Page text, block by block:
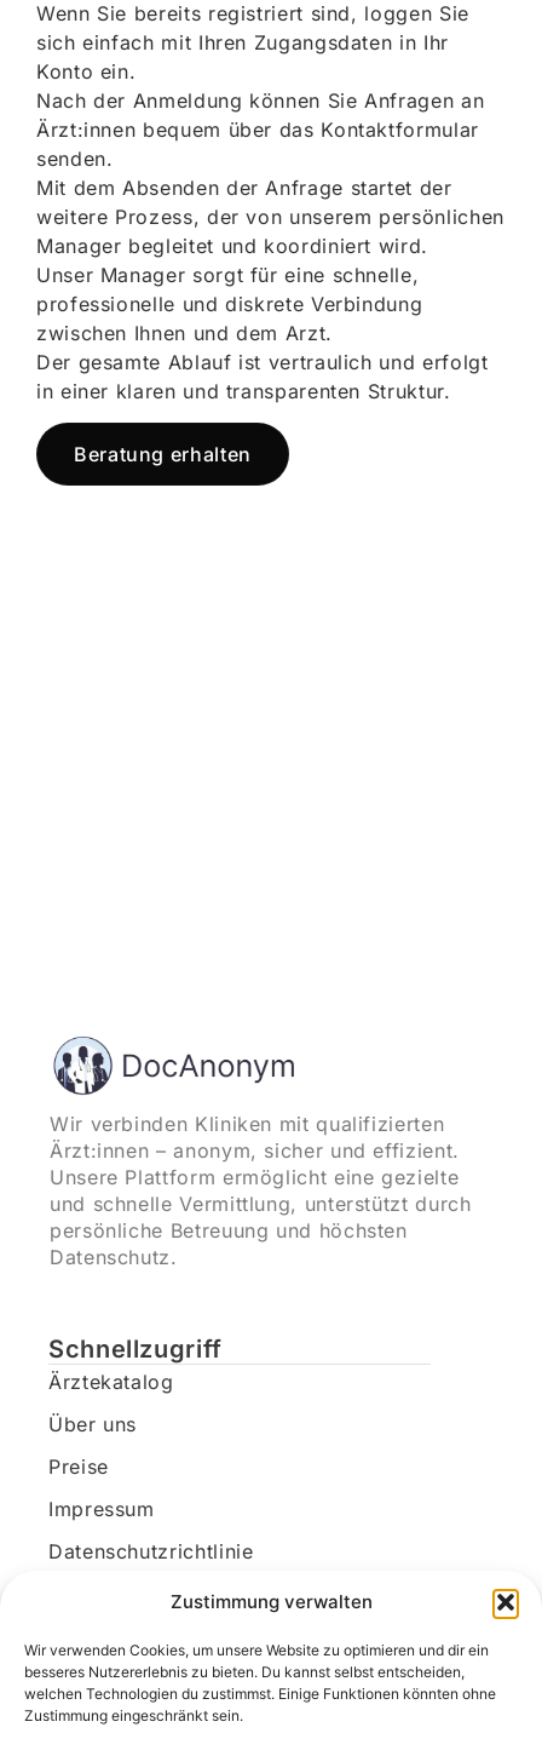
Zustimmung verwalten
Wir verwenden Cookies, um unsere Website zu optimieren und dir ein
besseres Nutzererlebnis zu bieten. Du kannst selbst entscheiden,
welchen Technologien du zustimmst. Einige Funktionen könnten ohne
Zustimmung eingeschränkt sein.
Wenn Sie bereits registriert sind, loggen Sie
sich einfach mit Ihren Zugangsdaten in Ihr
Konto ein.
Nach der Anmeldung können Sie Anfragen an
Ärzt:innen bequem über das Kontaktformular
senden.
Mit dem Absenden der Anfrage startet der
weitere Prozess, der von unserem persönlichen
Manager begleitet und koordiniert wird.
Unser Manager sorgt für eine schnelle,
professionelle und diskrete Verbindung
zwischen Ihnen und dem Arzt.
Der gesamte Ablauf ist vertraulich und erfolgt
in einer klaren und transparenten Struktur.
Beratung erhalten
Wir verbinden Kliniken mit qualifizierten
Ärzt:innen – anonym, sicher und effizient.
Unsere Plattform ermöglicht eine gezielte
und schnelle Vermittlung, unterstützt durch
persönliche Betreuung und höchsten
Datenschutz.
Schnellzugriff
Ärztekatalog
Über uns
Preise
Impressum
Datenschutzrichtlinie
Kundenkonto
Unsere Kontaktdaten
E-Mail: kontakt@docanonym.com